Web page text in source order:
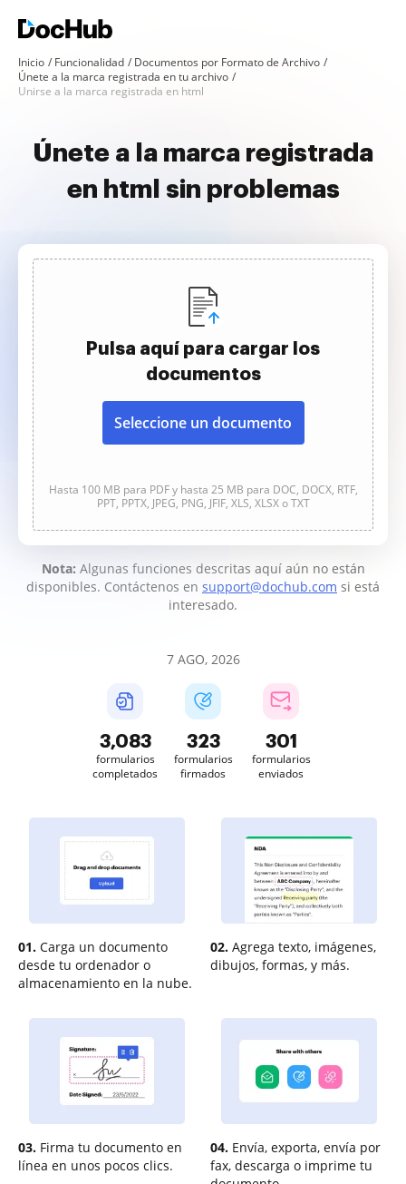
Inicio Funcionalidad
Documentos por Formato de Archivo
Únete a la marca registrada en tu archivo
Unirse a la marca registrada en html
Únete a la marca registrada
en html sin problemas
Pulsa aquí para cargar los
documentos
Seleccione un documento
Hasta 100 MB para PDF y hasta 25 MB para DOC, DOCX, RTF,
PPT, PPTX, JPEG, PNG, JFIF, XLS, XLSX o TXT
Nota: Algunas funciones descritas aquí aún no están
disponibles. Contáctenos en support@dochub.com si está
interesado.
7 AGO, 2026
3,083
formularios
completados
323
formularios
firmados
301
formularios
enviados
01. Carga un documento
desde tu ordenador o
almacenamiento en la nube.
02. Agrega texto, imágenes,
dibujos, formas, y más.
03. Firma tu documento en
línea en unos pocos clics.
04. Envía, exporta, envía por
fax, descarga o imprime tu